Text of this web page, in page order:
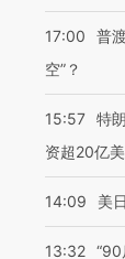
17:00
普
空”？
15:57 特
资超20亿
14:09 美
13:32 “90